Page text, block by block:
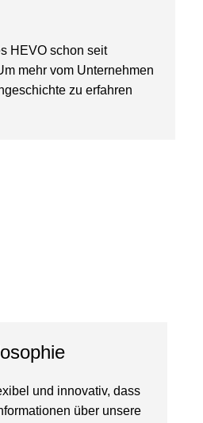
HEVO schon seit
mehr vom Unternehmen
zu erfahren
und innovativ, dass
über unsere